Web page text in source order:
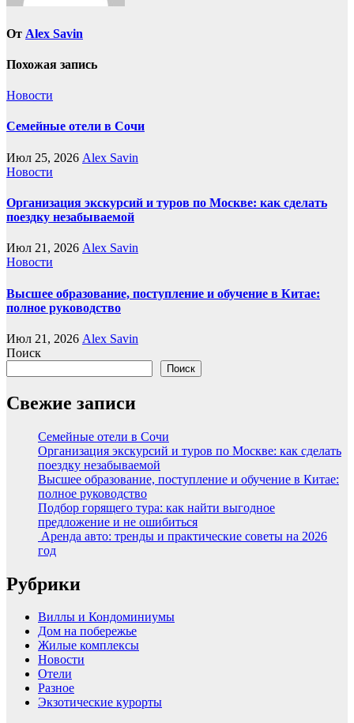
От Alex Savin
Похожая запись
Новости
Семейные отели в Сочи
Июл 25, 2026 Alex Savin
Новости
Организация экскурсий и туров по Москве: как сделать
поездку незабываемой
Июл 21, 2026 Alex Savin
Новости
Высшее образование, поступление и обучение в Китае:
полное руководство
Июл 21, 2026 Alex Savin
Поиск
Поиск
Свежие записи
Семейные отели в Сочи
Организация экскурсий и туров по Москве: как сделать
поездку незабываемой
Высшее образование, поступление и обучение в Китае:
полное руководство
Подбор горящего тура: как найти выгодное
предложение и не ошибиться
Аренда авто: тренды и практические советы на 2026
год
Рубрики
Виллы и Кондоминиумы
Дом на побережье
Жилые комплексы
Новости
Отели
Разное
Экзотические курорты